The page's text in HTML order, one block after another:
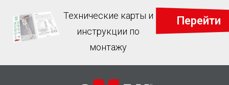
Технические карты и
инструкции по
монтажу
Перейти